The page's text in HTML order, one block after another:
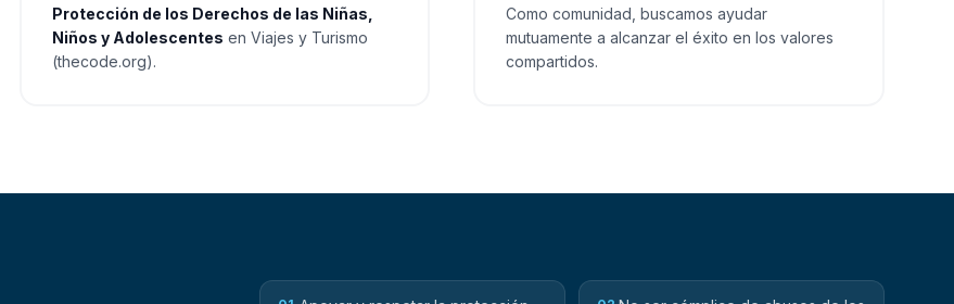
Protección de los Derechos de las Niñas,
Niños y Adolescentes en Viajes y Turismo
(thecode.org).
Como comunidad, buscamos ayudar
mutuamente a alcanzar el éxito en los valores
compartidos.